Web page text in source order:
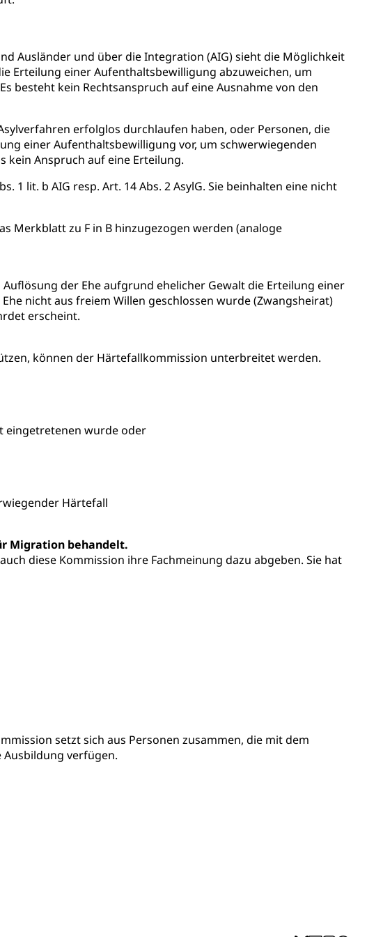
Ausländer und über die Integration (AIG) sieht die Möglichkeit
Erteilung einer Aufenthaltsbewilligung abzuweichen, um
besteht kein Rechtsanspruch auf eine Ausnahme von den
erfolglos durchlaufen haben, oder Personen, die
einer Aufenthaltsbewilligung vor, um schwerwiegenden
kein Anspruch auf eine Erteilung.
1 lit. b AIG resp. Art. 14 Abs. 2 AsylG. Sie beinhalten eine nicht
Merkblatt zu F in B hinzugezogen werden (analoge
Auflösung der Ehe aufgrund ehelicher Gewalt die Erteilung einer
nicht aus freiem Willen geschlossen wurde (Zwangsheirat)
erscheint.
können der Härtefallkommission unterbreitet werden.
eingetretenen wurde oder
Härtefall
Migration behandelt.
diese Kommission ihre Fachmeinung dazu abgeben. Sie hat
setzt sich aus Personen zusammen, die mit dem
verfügen.
Tabakprävention, Primärprävention,
Krankenversicherung, Unfallversicherung,
(WAS Luzern)
Suchtkrankheit, Drogenabhängige,
Patientendossier
Pensionskasse, erste Säule, zweite Säule, dritte Säule,
(WAS Luzern)
AHV-Beiträge (WAS Luzern)
Luzern)
AHV-Altersrente (WAS Luzern)
Behinderung, Erwerbsunfähigkeit, Behinderte
kulturelles Erbe, Nachwuchsförderung, Vermittlung, Selektive
Recherche, Bildende Kunst, Angewandte Kunst,
Förderfonds, Werkankäufe, Kunstankäufe, Kunst und Bau,